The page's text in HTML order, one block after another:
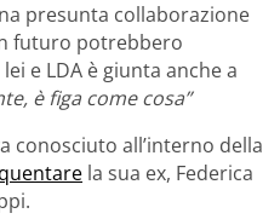
presunta collaborazione
futuro potrebbero
e LDA è giunta anche a
è figa come cosa”
conosciuto all’interno della
la sua ex, Federica